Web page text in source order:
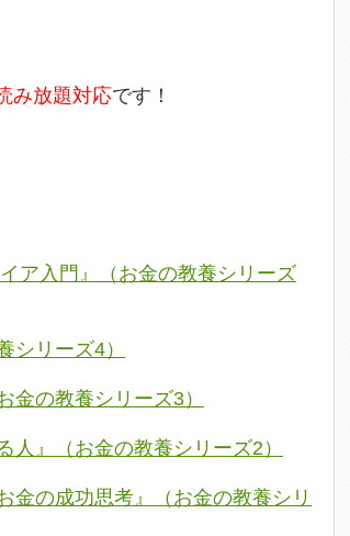
み放題対応です！
ア入門』（お金の教養シリーズ
シリーズ4）
金の教養シリーズ3）
人』（お金の教養シリーズ2）
金の成功思考』（お金の教養シリ